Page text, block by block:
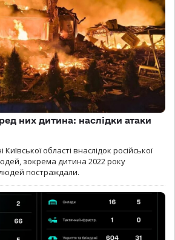
них дитина: наслідки атаки
області внаслідок російської
зокрема дитина 2022 року
постраждали.